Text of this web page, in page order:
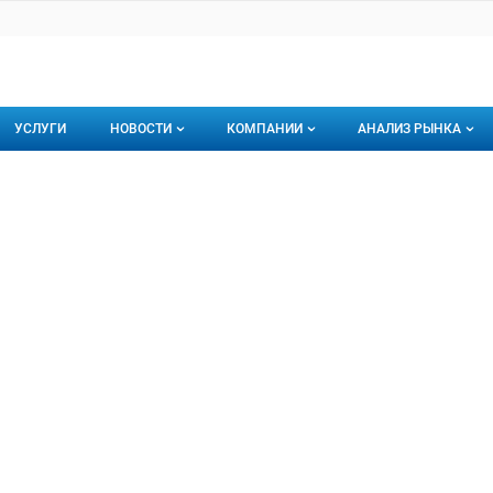
УСЛУГИ НОВОСТИ КОМПАНИИ АНАЛИЗ РЫНКА